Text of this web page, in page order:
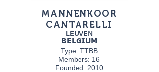
MANNENKOOR
CANTARELLI
LEUVEN
BELGIUM
Type: TTBB
Members: 16
Founded: 2010